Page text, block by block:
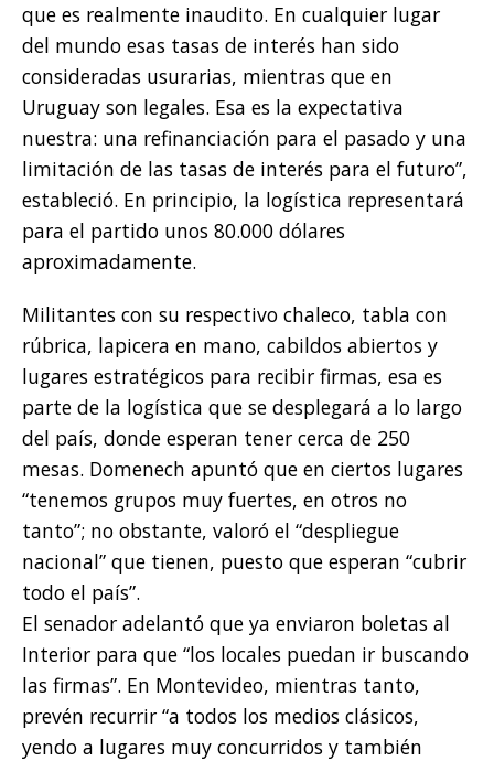
que es realmente inaudito. En cualquier lugar
del mundo esas tasas de interés han sido
consideradas usurarias, mientras que en
Uruguay son legales. Esa es la expectativa
nuestra: una refinanciación para el pasado y una
limitación de las tasas de interés para el futuro”,
estableció. En principio, la logística representará
para el partido unos 80.000 dólares
aproximadamente.
Militantes con su respectivo chaleco, tabla con
rúbrica, lapicera en mano, cabildos abiertos y
lugares estratégicos para recibir firmas, esa es
parte de la logística que se desplegará a lo largo
del país, donde esperan tener cerca de 250
mesas. Domenech apuntó que en ciertos lugares
“tenemos grupos muy fuertes, en otros no
tanto”; no obstante, valoró el “despliegue
nacional” que tienen, puesto que esperan “cubrir
todo el país”.
El senador adelantó que ya enviaron boletas al
Interior para que “los locales puedan ir buscando
las firmas”. En Montevideo, mientras tanto,
prevén recurrir “a todos los medios clásicos,
yendo a lugares muy concurridos y también